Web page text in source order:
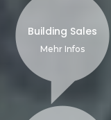
Building Sales
Mehr Infos